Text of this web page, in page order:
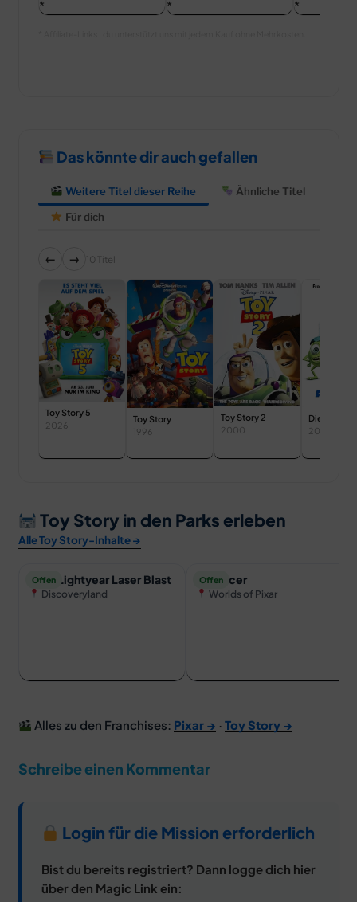
Das könnte dir auch gefallen
Weitere Titel dieser Reihe
Ähnliche Titel
Für dich
← → 10 Titel
Toy Story 5
2026
Toy Story
1996
Toy Story 2
2000
Die
2002
Toy Story in den Parks erleben
Alle Toy Story-Inhalte →
Offen
Buzz Lightyear Laser Blast
Discoveryland
Offen
RC Racer
Worlds of Pixar
Alles zu den Franchises: Pixar → · Toy Story →
Schreibe einen Kommentar
Login für die Mission erforderlich
Bist du bereits registriert? Dann logge dich hier
über den Magic Link ein: